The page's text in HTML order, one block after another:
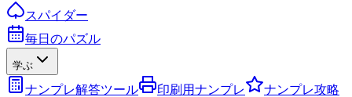
スパイダー
毎日のパズル
学ぶ
ナンプレ解答ツール 印刷用ナンプレ
ナンプレ攻略